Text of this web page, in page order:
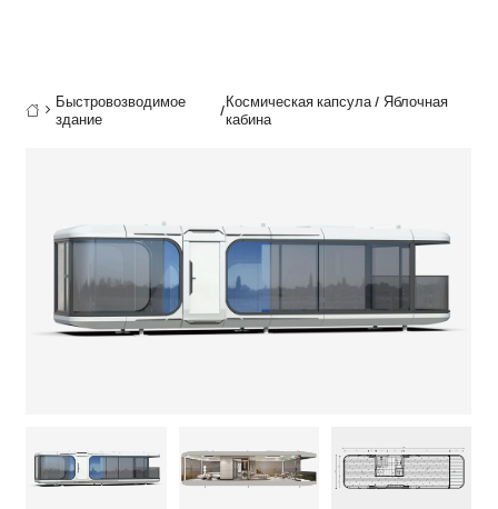

Быстровозводимое
здание
/Космическая капсула / Яблочная
кабина